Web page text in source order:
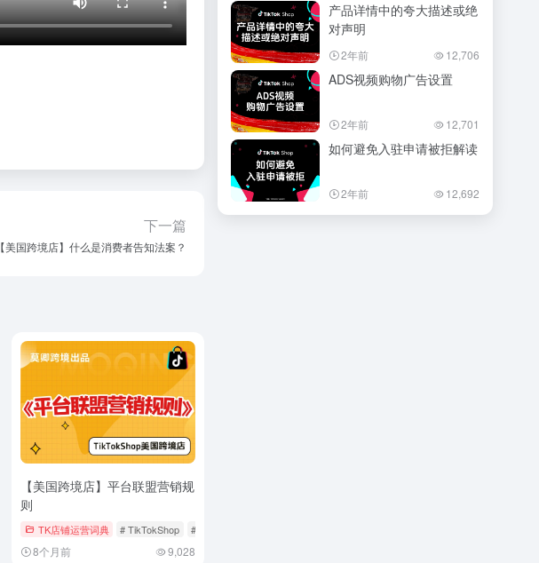
下一篇
【美国跨境店】什么是消费者告知法案？
# 管理订单
【美国跨境店】平台联盟营销规
则
TK店铺运营词典 # TikTokShop # 店铺运营
8个月前 9,028
产品详情中的夸大描述或绝
对声明
2年前 12,706
ADS视频购物广告设置
2年前 12,701
如何避免入驻申请被拒解读
2年前 12,692